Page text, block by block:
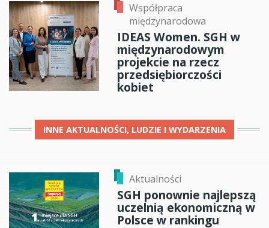
Współpraca
międzynarodowa
IDEAS Women. SGH w
międzynarodowym
projekcie na rzecz
przedsiębiorczości
kobiet
INNE AKTUALNOŚCI, LUDZIE I WYDARZENIA
Aktualności
SGH ponownie najlepszą
uczelnią ekonomiczną w
Polsce w rankingu